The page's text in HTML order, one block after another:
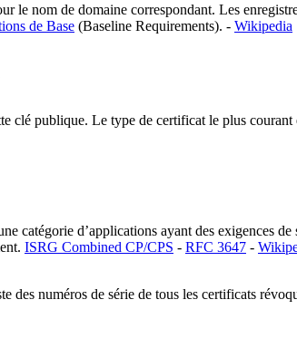
le nom de domaine correspondant. Les
de Base (Baseline Requirements). - Wikipedia
clé publique. Le type de certificat le plus courant
catégorie d’applications ayant des exigences
ISRG Combined CP/CPS - RFC 3647 -
des numéros de série de tous les certificats